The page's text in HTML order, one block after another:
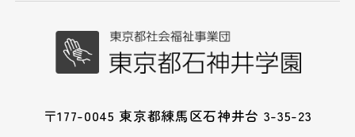
〒177-0045 東京都練馬区石神井台 3-35-23